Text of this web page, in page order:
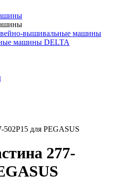
вышивальные машины
машины DELTA
502P15 для PEGASUS
277-